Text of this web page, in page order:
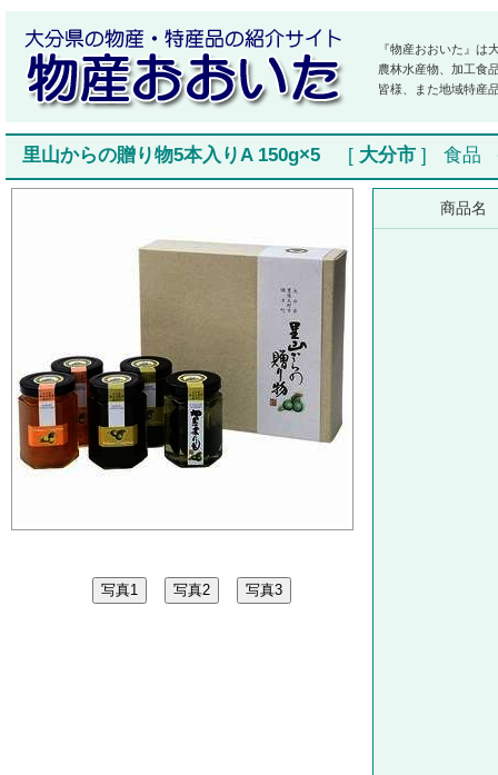
『物産おおいた』は
農林水産物、加工食
皆様、また地域特産
里山からの贈り物5本入りA 150g×5 [ 大分市 ] 食品
商品名